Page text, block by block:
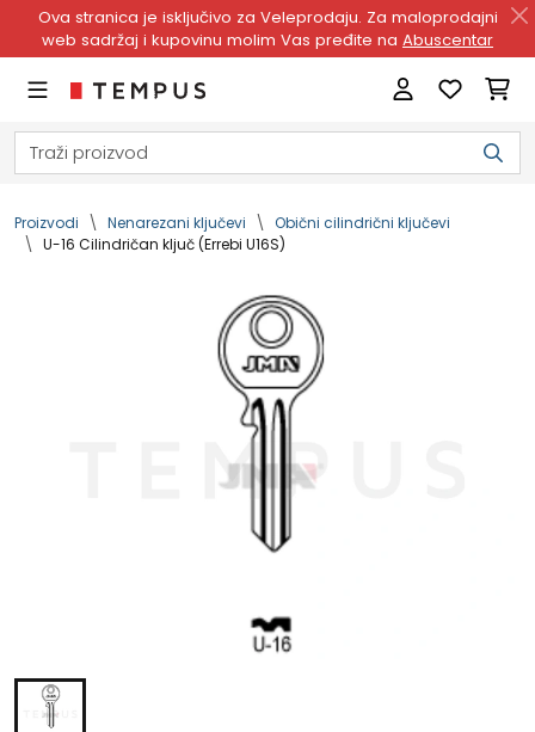
Ova stranica je isključivo za Veleprodaju. Za maloprodajni
web sadržaj i kupovinu molim Vas pređite na Abuscentar
Proizvodi Nenarezani ključevi
Obični cilindrični ključevi
U-16 Cilindričan ključ (Errebi U16S)